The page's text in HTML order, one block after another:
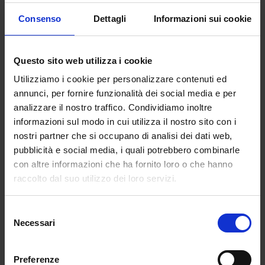
Consenso Dettagli Informazioni sui cookie
Questo sito web utilizza i cookie
Utilizziamo i cookie per personalizzare contenuti ed
annunci, per fornire funzionalità dei social media e per
analizzare il nostro traffico. Condividiamo inoltre
informazioni sul modo in cui utilizza il nostro sito con i
nostri partner che si occupano di analisi dei dati web,
pubblicità e social media, i quali potrebbero combinarle
con altre informazioni che ha fornito loro o che hanno
raccolto dal suo utilizzo dei loro servizi.
delNecessari
Preferenze
parte dei bambini erano motivati a partecipare
alla Dad. I genitori hanno notato risultati
positivi della didattica a distanza sui loro figli,
tecnologie digitali per i compiti a casa e una
maggiore indipendenza nella gestione delle
attività scolastiche. Tuttavia, non possiamo
sottovalutare le disuguaglianze che esistono
anche tra le famiglie con connessione a
internet, né possiamo ignorare i bambini,
anche se pochi, che hanno abbandonato la
scuola con il passaggio alla didattica a
distanza» ha aggiunto Giovanna Mascheroni,
docente si Sociologia dei media all’Università
Cattolica. Il loockdown, insieme alle attività di
apprendimento online, hanno fatto sì che i
maggior frequenza rispetto a prima, ossia con